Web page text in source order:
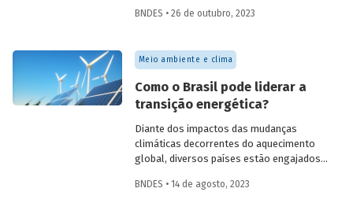
companhia tem contribuição relevante
setores, gerar empregos e incentivar a
inovação, destacando que a retomada de
transição energética, pode alavancar o
processo da descarbonização da
economia brasileira.
BNDES • 26 de outubro, 2023
Meio ambiente e clima
Como o Brasil pode liderar a
transição energética?
Diante dos impactos das mudanças
climáticas decorrentes do aquecimento
global, diversos países estão engajados
rápida e de grande escala de suas
BNDES • 14 de agosto, 2023